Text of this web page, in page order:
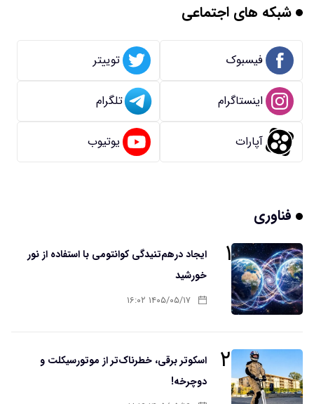
شبکه های اجتماعی
فیسبوک توییتر
اینستاگرام تلگرام
آپارات یوتیوب
فناوری
۱
ایجاد درهم‌تنیدگی کوانتومی با استفاده از نور
خورشید
۱۴۰۵/۰۵/۱۷ ۱۶:۰۲
۲
اسکوتر برقی، خطرناک‌تر از موتورسیکلت و
دوچرخه!